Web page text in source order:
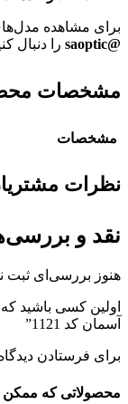
برای مشاهده
@saoptic
را دنبال
مشخصات
مشخصات
نظرات
نقد و
هنوز بررسی‌ای
اولین کسی باشید
آسمان کد 1121”
برای فرستادن
محصولاتی که ممکن